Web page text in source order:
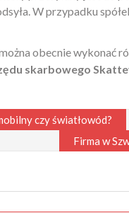
W przypadku
obecnie wykonać
skarbowego
czy światłowód?
Firma w